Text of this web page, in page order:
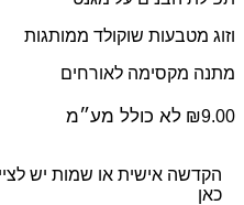
וזוג מטבעות שוקולד ממותגות
מתנה מקסימה לאורחים
₪9.00 לא כולל מע״מ
הקדשה אישית או שמות יש
כאן